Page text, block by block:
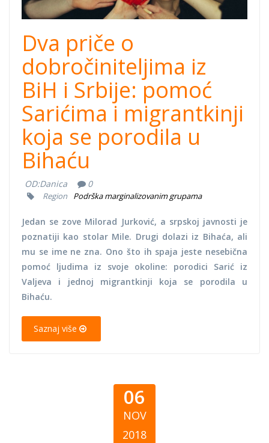
Dva priče o
dobročiniteljima iz
BiH i Srbije: pomoć
Sarićima i migrantkinji
koja se porodila u
Bihaću
OD:Danica 0
Region Podrška marginalizovanim grupama
Jedan se zove Milorad Jurković, a srpskoj javnosti je
poznatiji kao stolar Mile. Drugi dolazi iz Bihaća, ali
mu se ime ne zna. Ono što ih spaja jeste nesebična
pomoć ljudima iz svoje okoline: porodici Sarić iz
Valjeva i jednoj migrantkinji koja se porodila u
Bihaću.
Saznaj više
06
NOV
2018